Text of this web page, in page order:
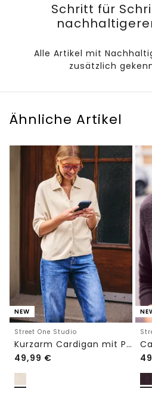
Schritt für
Alle Artikel mit
zusätzlich
Ähnliche Artikel
NEW
Street One Studio
Kurzarm Cardigan mit Polokragen
49,99 €